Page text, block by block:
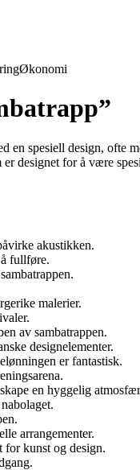
Økonomi
en spesiell design,
designet for å være
akustikken.
fullføre.
malerier.
av sambatrappen.
designelementer.
er fantastisk.
en hyggelig
arrangementer.
for kunst og design.